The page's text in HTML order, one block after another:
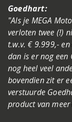
Goedhart:
"Als je MEGA
verloten twee (!)
t.w.v. € 9.999,-
dan is er nog een
nog heel veel
bovendien zit er
verstuurde
product van